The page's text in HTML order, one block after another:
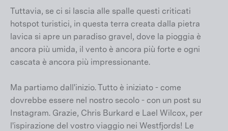
Tuttavia, se ci si lascia alle spalle questi criticati
hotspot turistici, in questa terra creata dalla pietra
lavica si apre un paradiso gravel, dove la pioggia è
ancora più umida, il vento è ancora più forte e ogni
cascata è ancora più impressionante.
Ma partiamo dall'inizio. Tutto è iniziato - come
dovrebbe essere nel nostro secolo - con un post su
Instagram. Grazie, Chris Burkard e Lael Wilcox, per
l'ispirazione del vostro viaggio nei Westfjords! Le